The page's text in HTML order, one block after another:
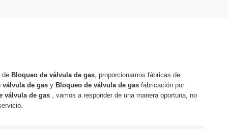
deBloqueo de válvula de gas , proporcionamos fábricas de
válvula de gas yBloqueo de válvula de gas fabricación por
válvula de gas , vamos a responder de una manera oportuna, no